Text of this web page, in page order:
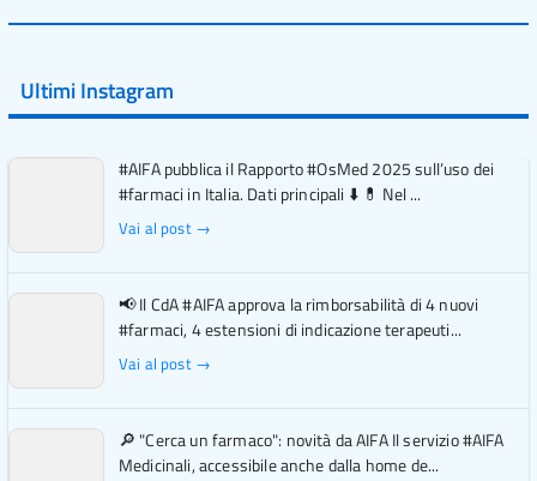
Ultimi Instagram
#AIFA pubblica il Rapporto #OsMed 2025 sull’uso dei
#farmaci in Italia. Dati principali ⬇️ 💊 Nel ...
Vai al post →
📢 Il CdA #AIFA approva la rimborsabilità di 4 nuovi
#farmaci, 4 estensioni di indicazione terapeuti...
Vai al post →
🔎 "Cerca un farmaco": novità da AIFA Il servizio #AIFA
Medicinali, accessibile anche dalla home de...